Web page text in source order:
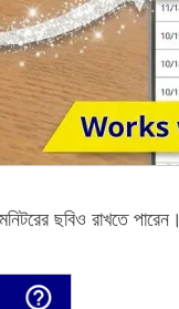
ছবিও রাখতে পারেন।